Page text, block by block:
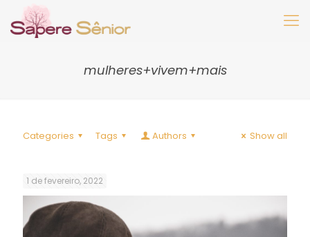
mulheres+vivem+mais
Categories Tags Authors Show all
1 de fevereiro, 2022